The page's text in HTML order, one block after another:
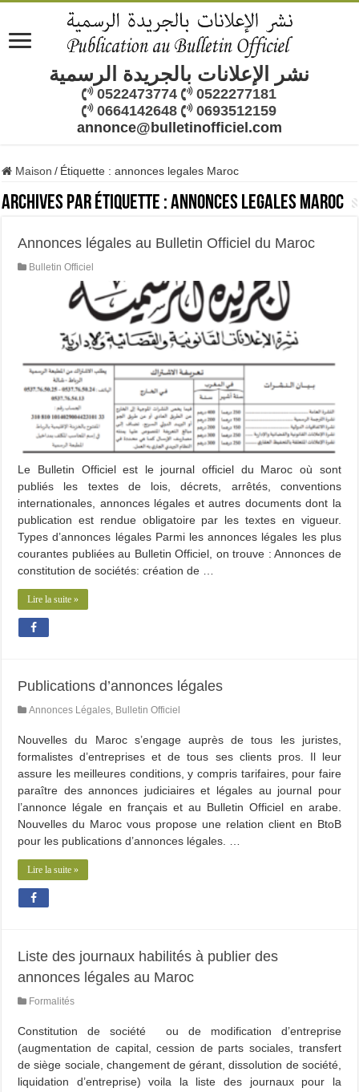
نشر الإعلانات بالجريدة الرسمية
0522473774
0522277181
0664142648
0693512159
annonce@bulletinofficiel.com
Maison / Étiquette :annonces legales Maroc
Archives par étiquette :annonces legales Maroc
Annonces légales au Bulletin Officiel du Maroc
Bulletin Officiel
Le Bulletin Officiel est le journal officiel du Maroc où sont
publiés les textes de lois, décrets, arrêtés, conventions
internationales, annonces légales et autres documents dont la
publication est rendue obligatoire par les textes en vigueur.
Types d’annonces légales Parmi les annonces légales les plus
courantes publiées au Bulletin Officiel, on trouve : Annonces de
constitution de sociétés: création de …
Lire la suite »
Publications d’annonces légales
Annonces Légales Bulletin Officiel
Nouvelles du Maroc s’engage auprès de tous les juristes,
formalistes d’entreprises et de tous ses clients pros. Il leur
assure les meilleures conditions, y compris tarifaires, pour faire
paraître des annonces judiciaires et légales au journal pour
l’annonce légale en français et au Bulletin Officiel en arabe.
Nouvelles du Maroc vous propose une relation client en BtoB
pour les publications d’annonces légales. …
Lire la suite »
Liste des journaux habilités à publier des
annonces légales au Maroc
Formalités
Constitution de société ou de modification d’entreprise
(augmentation de capital, cession de parts sociales, transfert
de siège sociale, changement de gérant, dissolution de société,
liquidation d’entreprise) voila la liste des journaux pour la